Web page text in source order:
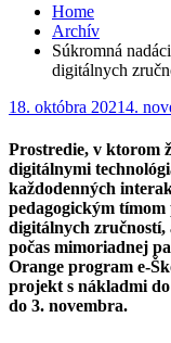
Home
Archív
Súkromná
digitálnych
Posted
18. októbra 20214.
Prostredie, v ktorom
digitálnymi
každodenných
pedagogickým
digitálnych zručností,
počas mimoriadnej
Orange program e-
projekt s nákladmi
do 3. novembra.